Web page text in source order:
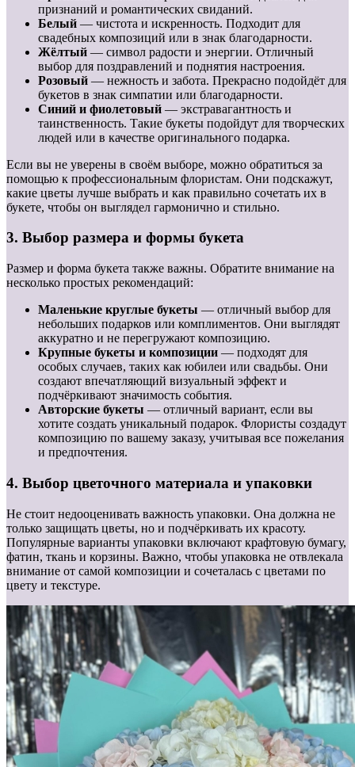
признаний и романтических свиданий.
Белый — чистота и искренность. Подходит для
свадебных композиций или в знак благодарности.
Жёлтый — символ радости и энергии. Отличный
выбор для поздравлений и поднятия настроения.
Розовый — нежность и забота. Прекрасно подойдёт для
букетов в знак симпатии или благодарности.
Синий и фиолетовый — экстравагантность и
таинственность. Такие букеты подойдут для творческих
людей или в качестве оригинального подарка.
Если вы не уверены в своём выборе, можно обратиться за
помощью к профессиональным флористам. Они подскажут,
какие цветы лучше выбрать и как правильно сочетать их в
букете, чтобы он выглядел гармонично и стильно.
3. Выбор размера и формы букета
Размер и форма букета также важны. Обратите внимание на
несколько простых рекомендаций:
Маленькие круглые букеты — отличный выбор для
небольших подарков или комплиментов. Они выглядят
аккуратно и не перегружают композицию.
Крупные букеты и композиции — подходят для
особых случаев, таких как юбилеи или свадьбы. Они
создают впечатляющий визуальный эффект и
подчёркивают значимость события.
Авторские букеты — отличный вариант, если вы
хотите создать уникальный подарок. Флористы создадут
композицию по вашему заказу, учитывая все пожелания
и предпочтения.
4. Выбор цветочного материала и упаковки
Не стоит недооценивать важность упаковки. Она должна не
только защищать цветы, но и подчёркивать их красоту.
Популярные варианты упаковки включают крафтовую бумагу,
фатин, ткань и корзины. Важно, чтобы упаковка не отвлекала
внимание от самой композиции и сочеталась с цветами по
цвету и текстуре.